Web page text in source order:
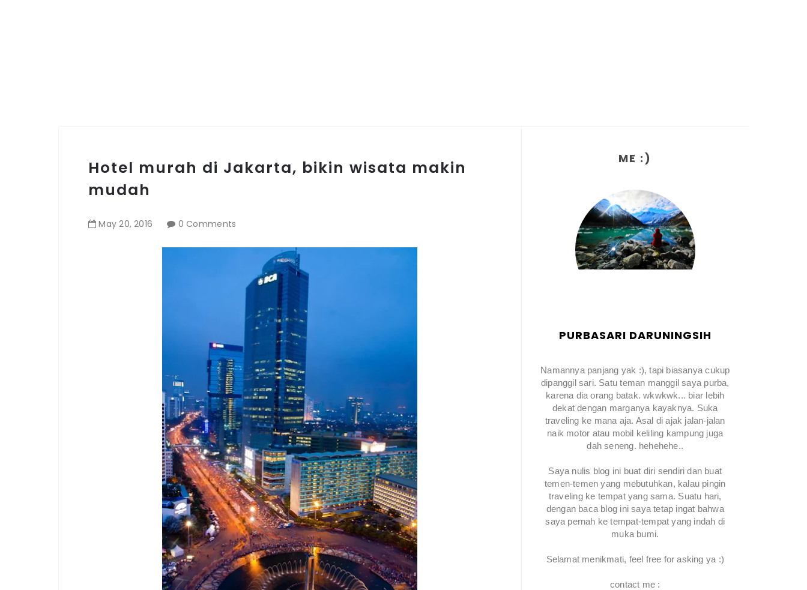
Hotel murah di Jakarta, bikin wisata makin
mudah
May 20,2016 0 Comments
ME :)
PURBASARI DARUNINGSIH
Namannya panjang yak :), tapi biasanya cukup
dipanggil sari. Satu teman manggil saya purba,
karena dia orang batak. wkwkwk... biar lebih
dekat dengan marganya kayaknya. Suka
traveling ke mana aja. Asal di ajak jalan-jalan
naik motor atau mobil keliling kampung juga
dah seneng. hehehehe..
Saya nulis blog ini buat diri sendiri dan buat
temen-temen yang mebutuhkan, kalau pingin
traveling ke tempat yang sama. Suatu hari,
dengan baca blog ini saya tetap ingat bahwa
saya pernah ke tempat-tempat yang indah di
muka bumi.
Selamat menikmati, feel free for asking ya :)
contact me :